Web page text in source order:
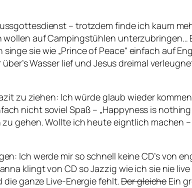
– trotzdem finde ich kaum
auf Campingstühlen
sie wie „Prince of Peace“ einfach auf
Wasser lief und Jesus dreimal
zu ziehen: Ich würde glaub wieder
nicht soviel Spaß – „Happyness is
gehen. Wollte ich heute eigntlich machen
Ich werde mir so schnell keine CD’s von
klingt von CD so Jazzig wie ich sie nie
ganze Live-Energie fehlt.Der gleicheEin